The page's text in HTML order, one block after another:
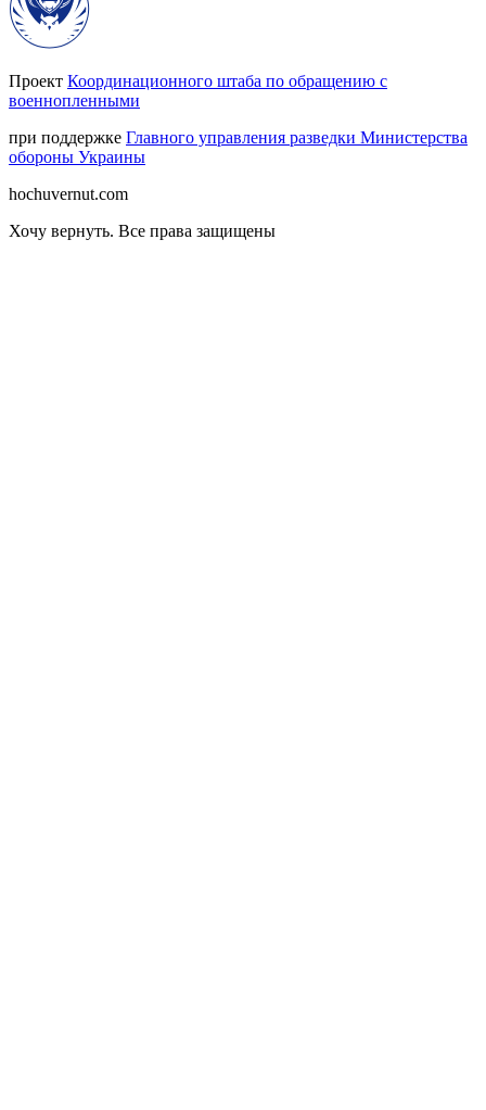
Проект Координационного штаба по обращению с
военнопленными
при поддержке Главного управления разведки Министерства
обороны Украины
hochuvernut.com
Хочу вернуть. Все права защищены